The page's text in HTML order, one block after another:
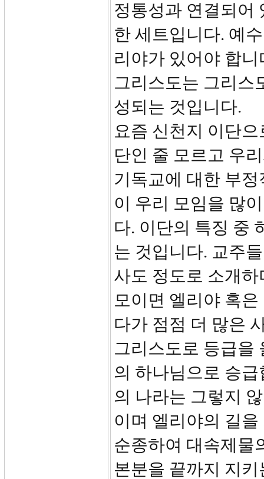
정통성과 연결되어
한 세트입니다. 예
리야가 있어야 합
그리스도는 그리스
성되는 것입니다.
요즘 신천지 이단
단인 줄 모르고 우
기독교에 대한 부
이 우리 모임을 많
다. 이단의 특징 중
는 것입니다. 교주
사도 정도로 소개
모이면 엘리야 혹
다가 점점 더 많은
그리스도로 등급을
의 하나님으로 승
의 나라는 그렇지
이며 엘리야의 길
순종하여 대속제물
본분을 끝까지 지